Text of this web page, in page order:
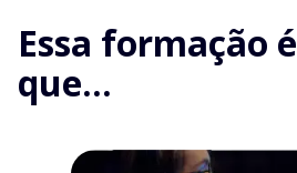
Essa formação é
que...